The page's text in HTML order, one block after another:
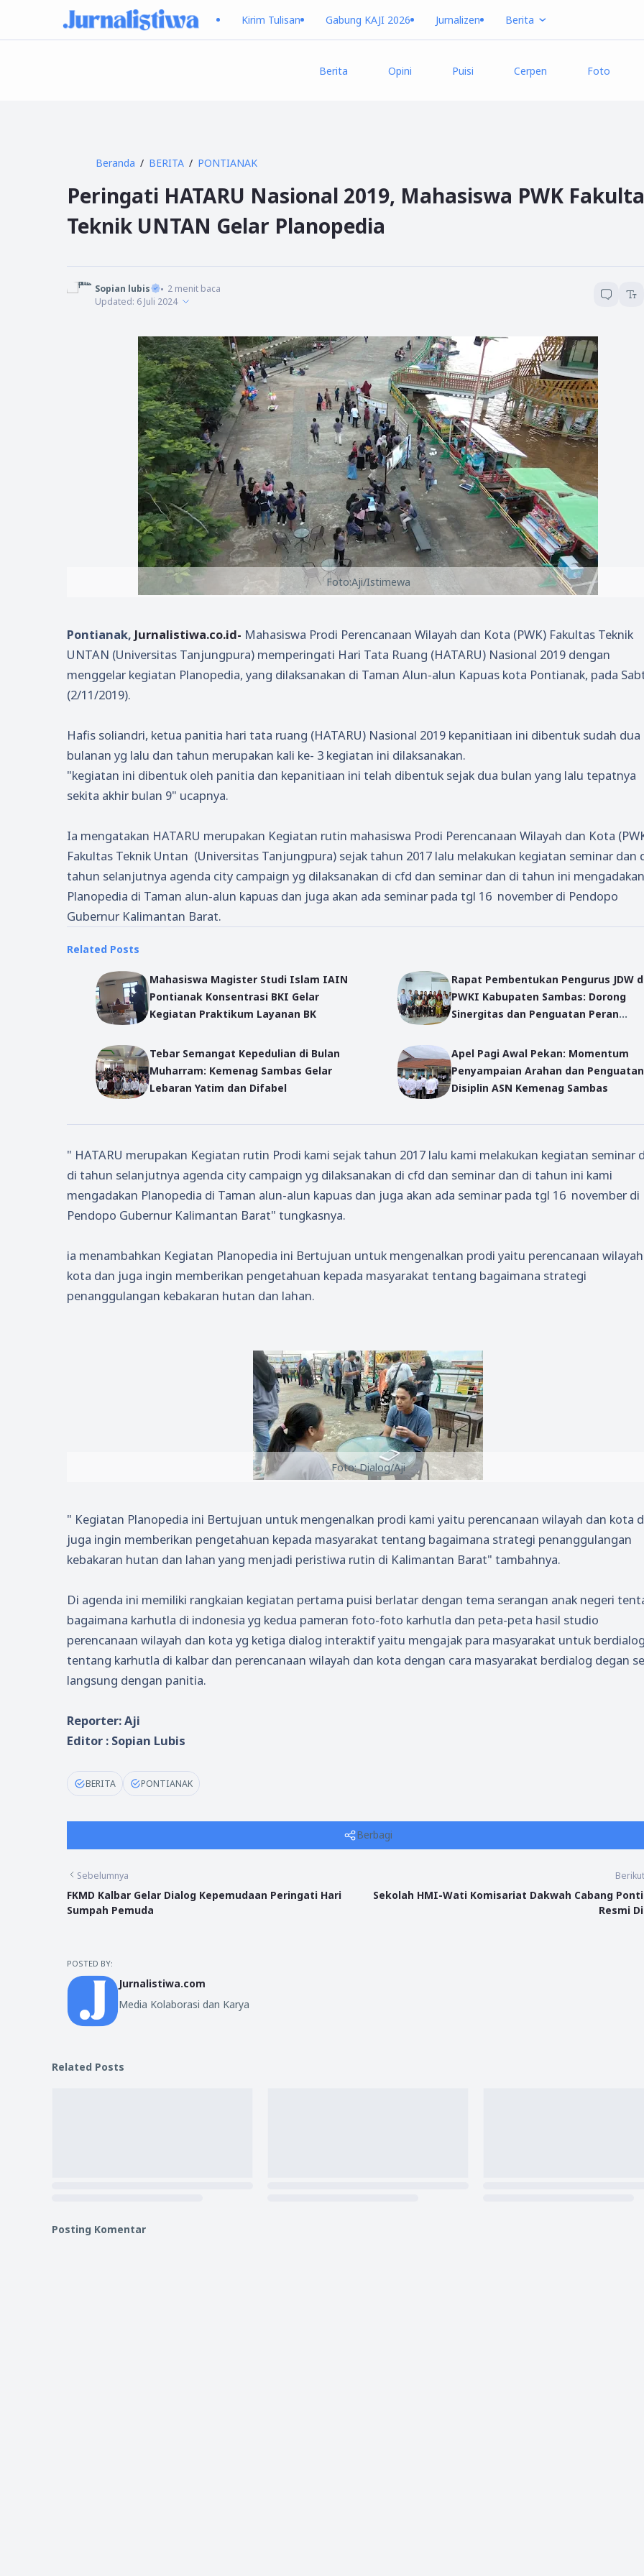
Kirim Tulisan Gabung KAJI 2026 Jurnalizen Berita
Berita Opini Puisi Cerpen Foto
Beranda BERITA PONTIANAK
Peringati HATARU Nasional 2019, Mahasiswa PWK
Teknik UNTAN Gelar Planopedia
Sopian lubis 2menit baca
Updated: 6 Juli 2024
Foto:Aji/Istimewa
Pontianak, Jurnalistiwa.co.id- Mahasiswa Prodi Perencanaan Wilayah dan Kota (PWK) Fakultas Teknik
UNTAN (Universitas Tanjungpura) memperingati Hari Tata Ruang (HATARU) Nasional 2019 dengan
menggelar kegiatan Planopedia, yang dilaksanakan di Taman Alun-alun Kapuas kota Pontianak, pada
(2/11/2019).
Hafis soliandri, ketua panitia hari tata ruang (HATARU) Nasional 2019 kepanitiaan ini dibentuk sudah dua
bulanan yg lalu dan tahun merupakan kali ke- 3 kegiatan ini dilaksanakan.
"kegiatan ini dibentuk oleh panitia dan kepanitiaan ini telah dibentuk sejak dua bulan yang lalu tepatnya
sekita akhir bulan 9" ucapnya.
Ia mengatakan HATARU merupakan Kegiatan rutin mahasiswa Prodi Perencanaan Wilayah dan Kota
Fakultas Teknik Untan (Universitas Tanjungpura) sejak tahun 2017 lalu melakukan kegiatan seminar dan
tahun selanjutnya agenda city campaign yg dilaksanakan di cfd dan seminar dan di tahun ini mengadakan
Planopedia di Taman alun-alun kapuas dan juga akan ada seminar pada tgl 16 november di Pendopo
Gubernur Kalimantan Barat.
Related Posts
Mahasiswa Magister Studi Islam IAIN
Pontianak Konsentrasi BKI Gelar
Kegiatan Praktikum Layanan BK
Rapat Pembentukan Pengurus JDW
PWKI Kabupaten Sambas: Dorong
Sinergitas dan Penguatan Peran
Tebar Semangat Kepedulian di Bulan
Muharram: Kemenag Sambas Gelar
Lebaran Yatim dan Difabel
Apel Pagi Awal Pekan: Momentum
Penyampaian Arahan dan Penguatan
Disiplin ASN Kemenag Sambas
" HATARU merupakan Kegiatan rutin Prodi kami sejak tahun 2017 lalu kami melakukan kegiatan seminar
di tahun selanjutnya agenda city campaign yg dilaksanakan di cfd dan seminar dan di tahun ini kami
mengadakan Planopedia di Taman alun-alun kapuas dan juga akan ada seminar pada tgl 16 november di
Pendopo Gubernur Kalimantan Barat" tungkasnya.
ia menambahkan Kegiatan Planopedia ini Bertujuan untuk mengenalkan prodi yaitu perencanaan
kota dan juga ingin memberikan pengetahuan kepada masyarakat tentang bagaimana strategi
penanggulangan kebakaran hutan dan lahan.
Foto: Dialog/Aji
" Kegiatan Planopedia ini Bertujuan untuk mengenalkan prodi kami yaitu perencanaan wilayah dan kota
juga ingin memberikan pengetahuan kepada masyarakat tentang bagaimana strategi penanggulangan
kebakaran hutan dan lahan yang menjadi peristiwa rutin di Kalimantan Barat" tambahnya.
Di agenda ini memiliki rangkaian kegiatan pertama puisi berlatar dengan tema serangan anak negeri
bagaimana karhutla di indonesia yg kedua pameran foto-foto karhutla dan peta-peta hasil studio
perencanaan wilayah dan kota yg ketiga dialog interaktif yaitu mengajak para masyarakat untuk berdialog
tentang karhutla di kalbar dan perencanaan wilayah dan kota dengan cara masyarakat berdialog degan
langsung dengan panitia.
Reporter: Aji
Editor : Sopian Lubis
BERITA PONTIANAK
Berbagi
Sebelumnya
FKMD Kalbar Gelar Dialog Kepemudaan Peringati Hari
Sumpah Pemuda
Sekolah HMI-Wati Komisariat Dakwah Cabang
Resmi
POSTED BY:
Jurnalistiwa.com
Media Kolaborasi dan Karya
Related Posts
Posting Komentar